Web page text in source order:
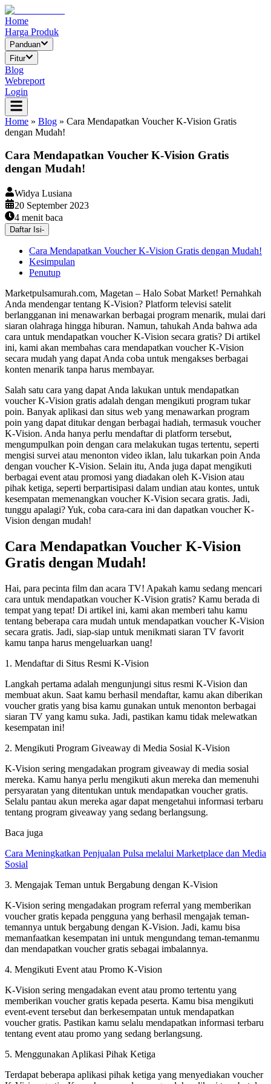
Home
Harga Produk
Panduan
Fitur
Blog
Webreport
Login
Home » Blog » Cara Mendapatkan Voucher K-Vision Gratis
dengan Mudah!
Cara Mendapatkan Voucher K-Vision Gratis
dengan Mudah!
Widya Lusiana
20 September 2023
4 menit baca
Daftar Isi-
Cara Mendapatkan Voucher K-Vision Gratis dengan Mudah!
Kesimpulan
Penutup
Marketpulsamurah.com, Magetan – Halo Sobat Market! Pernahkah
Anda mendengar tentang K-Vision? Platform televisi satelit
berlangganan ini menawarkan berbagai program menarik, mulai dari
siaran olahraga hingga hiburan. Namun, tahukah Anda bahwa ada
cara untuk mendapatkan voucher K-Vision secara gratis? Di artikel
ini, kami akan membahas cara mendapatkan voucher K-Vision
secara mudah yang dapat Anda coba untuk mengakses berbagai
konten menarik tanpa harus membayar.
Salah satu cara yang dapat Anda lakukan untuk mendapatkan
voucher K-Vision gratis adalah dengan mengikuti program tukar
poin. Banyak aplikasi dan situs web yang menawarkan program
poin yang dapat ditukar dengan berbagai hadiah, termasuk voucher
K-Vision. Anda hanya perlu mendaftar di platform tersebut,
mengumpulkan poin dengan cara melakukan tugas tertentu, seperti
mengisi survei atau menonton video iklan, lalu tukarkan poin Anda
dengan voucher K-Vision. Selain itu, Anda juga dapat mengikuti
berbagai event atau promosi yang diadakan oleh K-Vision atau
pihak ketiga, seperti berpartisipasi dalam undian atau kontes, untuk
kesempatan memenangkan voucher K-Vision secara gratis. Jadi,
tunggu apalagi? Yuk, coba cara-cara ini dan dapatkan voucher K-
Vision dengan mudah!
Cara Mendapatkan Voucher K-Vision
Gratis dengan Mudah!
Hai, para pecinta film dan acara TV! Apakah kamu sedang mencari
cara untuk mendapatkan voucher K-Vision gratis? Kamu berada di
tempat yang tepat! Di artikel ini, kami akan memberi tahu kamu
tentang beberapa cara mudah untuk mendapatkan voucher K-Vision
secara gratis. Jadi, siap-siap untuk menikmati siaran TV favorit
kamu tanpa harus mengeluarkan uang!
1. Mendaftar di Situs Resmi K-Vision
Langkah pertama adalah mengunjungi situs resmi K-Vision dan
membuat akun. Saat kamu berhasil mendaftar, kamu akan diberikan
voucher gratis yang bisa kamu gunakan untuk menonton berbagai
siaran TV yang kamu suka. Jadi, pastikan kamu tidak melewatkan
kesempatan ini!
2. Mengikuti Program Giveaway di Media Sosial K-Vision
K-Vision sering mengadakan program giveaway di media sosial
mereka. Kamu hanya perlu mengikuti akun mereka dan memenuhi
persyaratan yang ditentukan untuk mendapatkan voucher gratis.
Selalu pantau akun mereka agar dapat mengetahui informasi terbaru
tentang program giveaway yang sedang berlangsung.
Baca juga
Cara Meningkatkan Penjualan Pulsa melalui Marketplace dan Media
Sosial
3. Mengajak Teman untuk Bergabung dengan K-Vision
K-Vision sering mengadakan program referral yang memberikan
voucher gratis kepada pengguna yang berhasil mengajak teman-
temannya untuk bergabung dengan K-Vision. Jadi, kamu bisa
memanfaatkan kesempatan ini untuk mengundang teman-temanmu
dan mendapatkan voucher gratis sebagai imbalannya.
4. Mengikuti Event atau Promo K-Vision
K-Vision sering mengadakan event atau promo tertentu yang
memberikan voucher gratis kepada peserta. Kamu bisa mengikuti
event-event tersebut dan berkesempatan untuk mendapatkan
voucher gratis. Pastikan kamu selalu mendapatkan informasi terbaru
tentang event atau promo yang sedang berlangsung.
5. Menggunakan Aplikasi Pihak Ketiga
Terdapat beberapa aplikasi pihak ketiga yang menyediakan voucher